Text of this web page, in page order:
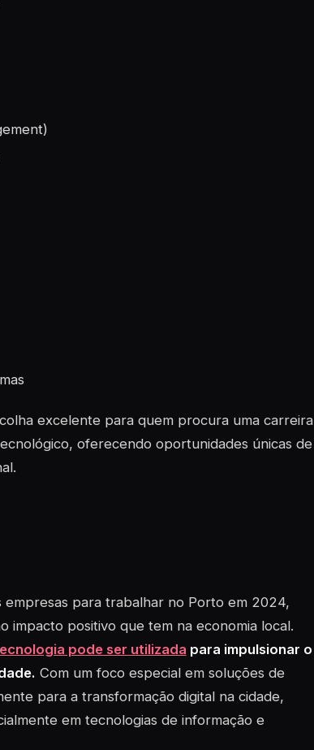
excelentepara quem procura uma carreira
oferecendo oportunidades únicas de
empresas para trabalhar no Porto em 2024,
impacto positivo que tem na economia local.
pode ser utilizada para impulsionar o
Com um foco especial em soluções de
para a transformação digital na cidade,
em tecnologias de informação e